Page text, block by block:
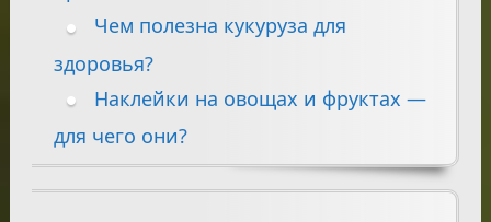
Чем полезна кукуруза для
здоровья?
Наклейки на овощах и фруктах —
для чего они?